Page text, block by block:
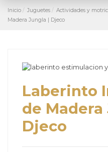
Inicio Juguetes Actividades y
Madera Jungla | Djeco
Laberinto
de Madera
Djeco